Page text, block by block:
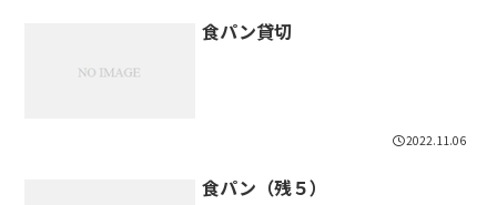
食パン貸切
2022.11.06
食パン（残５）